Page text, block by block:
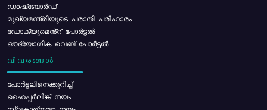
ഡാഷ്ബോർഡ്
മുഖ്യമന്ത്രിയുടെ പരാതി പരിഹാരം
ഡോക്യുമെൻ്റ് പോർട്ടൽ
ഔദ്യോഗിക വെബ് പോർട്ടൽ
വിവരങ്ങൾ
പോര്‍ട്ടലിനെക്കുറിച്ച്
ഹൈപ്പർലിങ്ക് നയം